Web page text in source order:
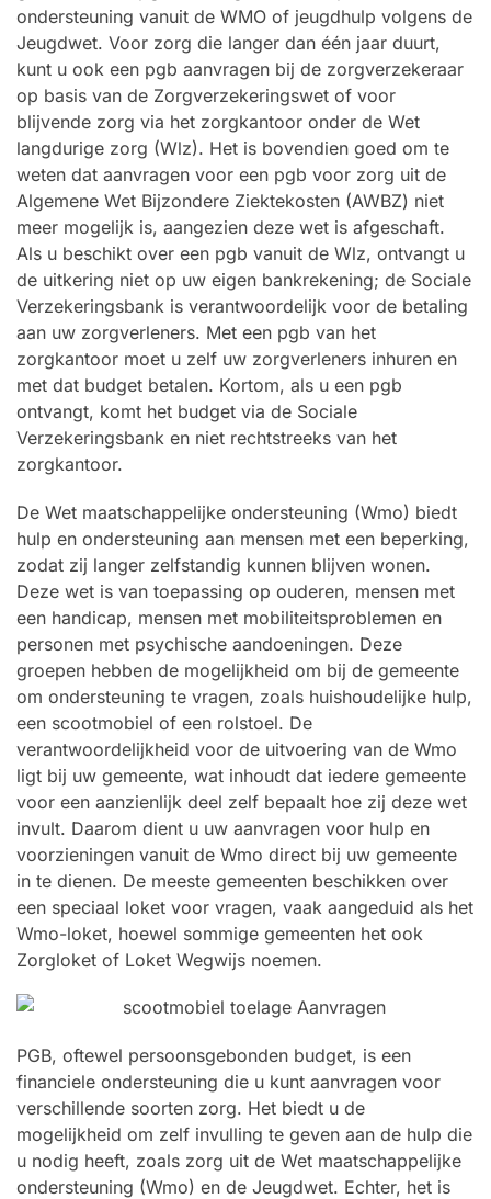
ondersteuning vanuit de WMO of jeugdhulp volgens de
Jeugdwet. Voor zorg die langer dan één jaar duurt,
kunt u ook een pgb aanvragen bij de zorgverzekeraar
op basis van de Zorgverzekeringswet of voor
blijvende zorg via het zorgkantoor onder de Wet
langdurige zorg (Wlz). Het is bovendien goed om te
weten dat aanvragen voor een pgb voor zorg uit de
Algemene Wet Bijzondere Ziektekosten (AWBZ) niet
meer mogelijk is, aangezien deze wet is afgeschaft.
Als u beschikt over een pgb vanuit de Wlz, ontvangt u
de uitkering niet op uw eigen bankrekening; de Sociale
Verzekeringsbank is verantwoordelijk voor de betaling
aan uw zorgverleners. Met een pgb van het
zorgkantoor moet u zelf uw zorgverleners inhuren en
met dat budget betalen. Kortom, als u een pgb
ontvangt, komt het budget via de Sociale
Verzekeringsbank en niet rechtstreeks van het
zorgkantoor.
De Wet maatschappelijke ondersteuning (Wmo) biedt
hulp en ondersteuning aan mensen met een beperking,
zodat zij langer zelfstandig kunnen blijven wonen.
Deze wet is van toepassing op ouderen, mensen met
een handicap, mensen met mobiliteitsproblemen en
personen met psychische aandoeningen. Deze
groepen hebben de mogelijkheid om bij de gemeente
om ondersteuning te vragen, zoals huishoudelijke hulp,
een scootmobiel of een rolstoel. De
verantwoordelijkheid voor de uitvoering van de Wmo
ligt bij uw gemeente, wat inhoudt dat iedere gemeente
voor een aanzienlijk deel zelf bepaalt hoe zij deze wet
invult. Daarom dient u uw aanvragen voor hulp en
voorzieningen vanuit de Wmo direct bij uw gemeente
in te dienen. De meeste gemeenten beschikken over
een speciaal loket voor vragen, vaak aangeduid als het
Wmo-loket, hoewel sommige gemeenten het ook
Zorgloket of Loket Wegwijs noemen.
PGB, oftewel persoonsgebonden budget, is een
financiele ondersteuning die u kunt aanvragen voor
verschillende soorten zorg. Het biedt u de
mogelijkheid om zelf invulling te geven aan de hulp die
u nodig heeft, zoals zorg uit de Wet maatschappelijke
ondersteuning (Wmo) en de Jeugdwet. Echter, het is